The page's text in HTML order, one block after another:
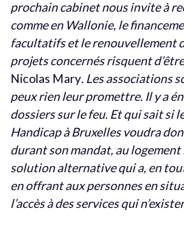
prochain cabinet nous invite à
comme en Wallonie, le
facultatifs et le renouvellement
projets concernés risquent
Nicolas Mary. Les associations
peux rien leur promettre. Il y a
dossiers sur le feu. Et qui sait si
Handicap à Bruxelles voudra
durant son mandat, au
solution alternative qui a, en
en offrant aux personnes en
l’accès à des services qui